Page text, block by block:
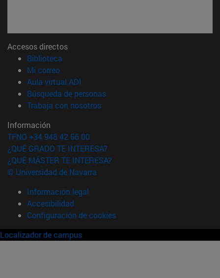
Accesos directos
Biblioteca
Mi correo(abre en nueva ventana)
Aula virtual ADI
Búsqueda de personas(abre en nueva ventana)
Trabaja con nosotros(abre en nueva ventana)
Información
TFNO +34 948 42 56 00
¿QUÉ GRADO TE INTERESA?
¿QUÉ MÁSTER TE INTERESA?
© Universidad de Navarra
Información legal
Accesibilidad
Configuración de cookies
Localizador de campus